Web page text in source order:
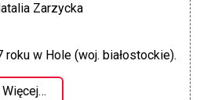
Zarzycka
w Hole (woj. białostockie).
Więcej…